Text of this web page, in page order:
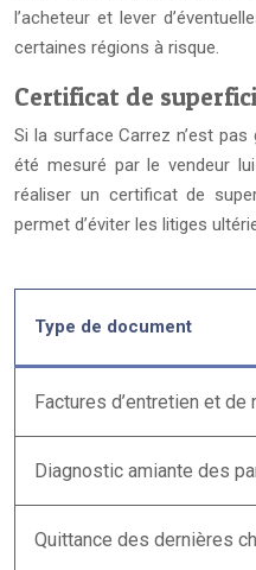
l’acheteur et lever
certaines régions à risque.
Certificat de
Si la surface Carrez n’est
été mesuré par le vendeur
réaliser un certificat de
permet d’éviter les litiges
Type de document
Factures d’entretien et de
Diagnostic amiante des
Quittance des dernières